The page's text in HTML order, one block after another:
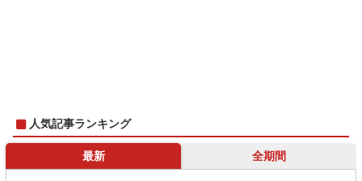
人気記事ランキング
最新 全期間